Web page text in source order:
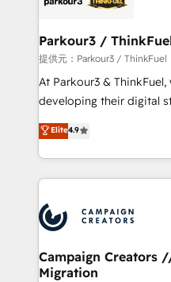
companies scale faster and
Demand generation for all your
you invest in 100% of
growth and positioning
transformation process
implement HubSpot
record of business
approach has helped
Parkour3 /
提供元：Parkour3 / ThinkFuel
At Parkour3 &
developing their digital
technologies and
sales processes to
from Strategy to
onboarding and
extensive experience
and manufacturers
empowering our clients
autonomy. Get to grips
Elite4.9
Campaign Creators
Migration